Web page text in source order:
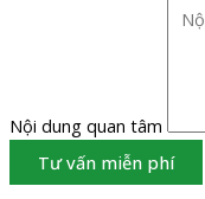
Nội dung quan tâm
Tư vấn miễn phí